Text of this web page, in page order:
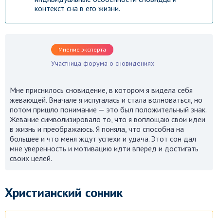
контекст сна в его жизни.
Мнение эксперта
Участница форума о сновидениях
Мне приснилось сновидение, в котором я видела себя
жевающей. Вначале я испугалась и стала волноваться, но
потом пришло понимание — это был положительный знак.
Жевание символизировало то, что я воплощаю свои идеи
в жизнь и преображаюсь. Я поняла, что способна на
большее и что меня ждут успехи и удача. Этот сон дал
мне уверенность и мотивацию идти вперед и достигать
своих целей.
Христианский сонник